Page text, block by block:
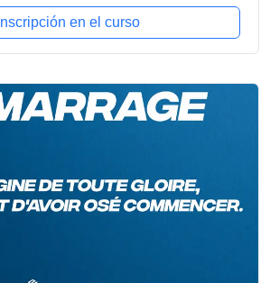
Inscripción en el curso